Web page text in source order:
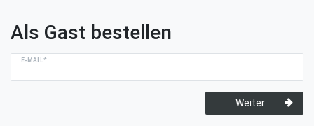
Als Gast bestellen
E-MAIL*
Weiter